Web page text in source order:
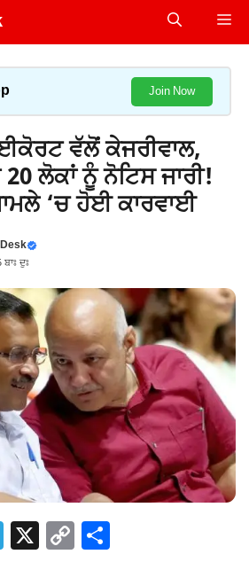
Join Now
ਵੱਲੋਂ ਕੇਜਰੀਵਾਲ,
ਲੋਕਾਂ ਨੂੰ ਨੋਟਿਸ ਜਾਰੀ!
‘ਚ ਹੋਈ ਕਾਰਵਾਈ
ਦੁਃ
T X C